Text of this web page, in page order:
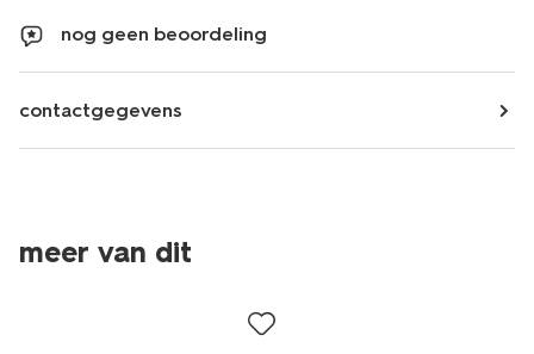
nog geen beoordeling
contactgegevens
meer van dit
laag geprijsd